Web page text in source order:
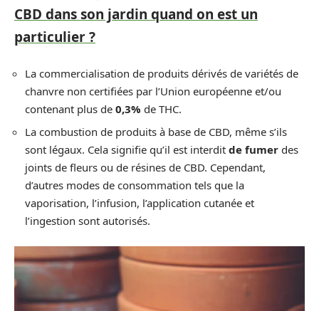
CBD dans son jardin quand on est un
particulier ?
La commercialisation de produits dérivés de variétés de
chanvre non certifiées par l’Union européenne et/ou
contenant plus de 0,3% de THC.
La combustion de produits à base de CBD, même s’ils
sont légaux. Cela signifie qu’il est interdit de fumer des
joints de fleurs ou de résines de CBD. Cependant,
d’autres modes de consommation tels que la
vaporisation, l’infusion, l’application cutanée et
l’ingestion sont autorisés.